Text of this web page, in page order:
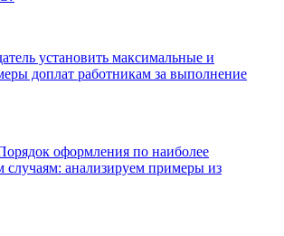
установить максимальные и
доплат работникам за выполнение
оформления по наиболее
случаям: анализируем примеры из